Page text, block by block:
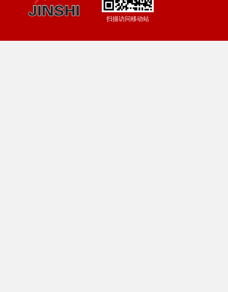
| 聚氯化铝 | 山东省郓城县才华玻璃有限公司
扫描访问移动站